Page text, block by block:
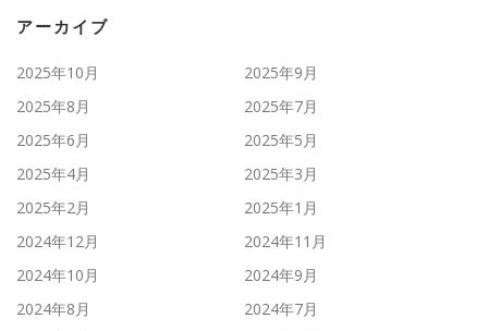
アーカイブ
2025年10月
2025年9月
2025年8月
2025年7月
2025年6月
2025年5月
2025年4月
2025年3月
2025年2月
2025年1月
2024年12月
2024年11月
2024年10月
2024年9月
2024年8月
2024年7月